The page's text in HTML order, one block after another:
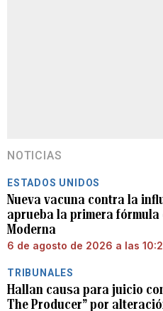
NOTICIAS
ESTADOS UNIDOS
Nueva vacuna contra la
aprueba la primera fórmula
Moderna
6 de agosto de 2026 a las
TRIBUNALES
Hallan causa para juicio
The Producer” por